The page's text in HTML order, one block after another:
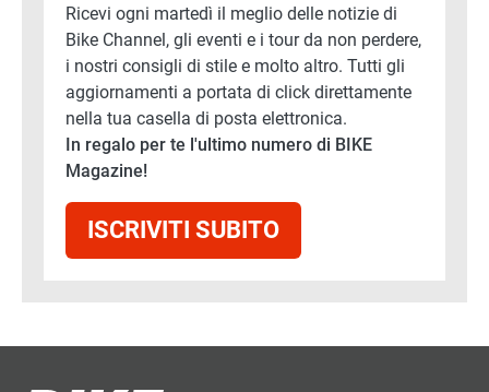
Ricevi ogni martedì il meglio delle notizie di
Bike Channel, gli eventi e i tour da non perdere,
i nostri consigli di stile e molto altro. Tutti gli
aggiornamenti a portata di click direttamente
nella tua casella di posta elettronica.
In regalo per te l'ultimo numero di BIKE
Magazine!
ISCRIVITI SUBITO